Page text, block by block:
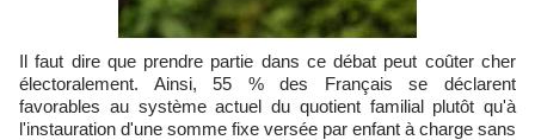
Il faut dire que prendre partie dans ce débat peut coûter cher
électoralement. Ainsi, 55 % des Français se déclarent
favorables au système actuel du quotient familial plutôt qu'à
l'instauration d'une somme fixe versée par enfant à charge sans